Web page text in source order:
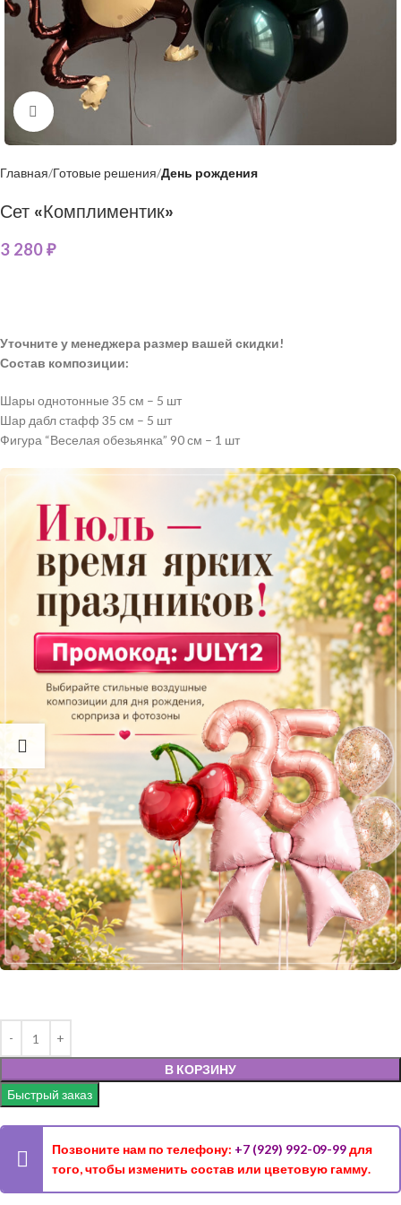
Нажмите, чтобы увеличить
Главная Готовые решения День рождения
Сет «Комплиментик»
3 280₽
Уточните у менеджера размер вашей скидки!
Состав композиции:
Шары однотонные 35 см – 5 шт
Шар дабл стафф 35 см – 5 шт
Фигура “Веселая обезьянка” 90 см – 1 шт
В КОРЗИНУ
Быстрый заказ
Позвоните нам по телефону: +7 (929) 992-09-99для
того, чтобы изменить состав или цветовую гамму.